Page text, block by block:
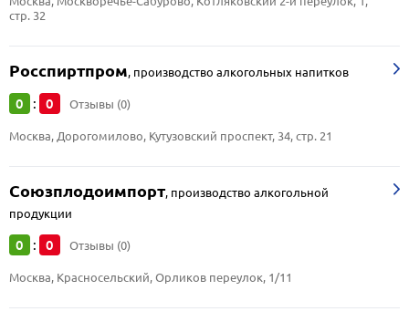
стр. 32
Росспиртпром, производство алкогольных напитков
0 : 0 Отзывы (0)
Москва, Дорогомилово, Кутузовский проспект, 34, стр. 21
Союзплодоимпорт, производство алкогольной
продукции
0 : 0 Отзывы (0)
Москва, Красносельский, Орликов переулок, 1/11